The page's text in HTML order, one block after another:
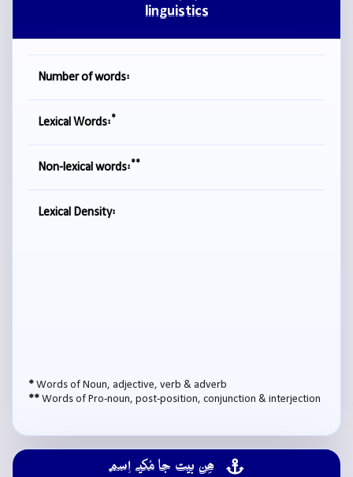
linguistics
Number of words:
Lexical Words:*
Non-lexical words:**
Lexical Density:
* Words of Noun, adjective, verb & adverb
** Words of Pro-noun, post-position, conjunction & interjection
ھِن بيت جا مُکيہ اِسم